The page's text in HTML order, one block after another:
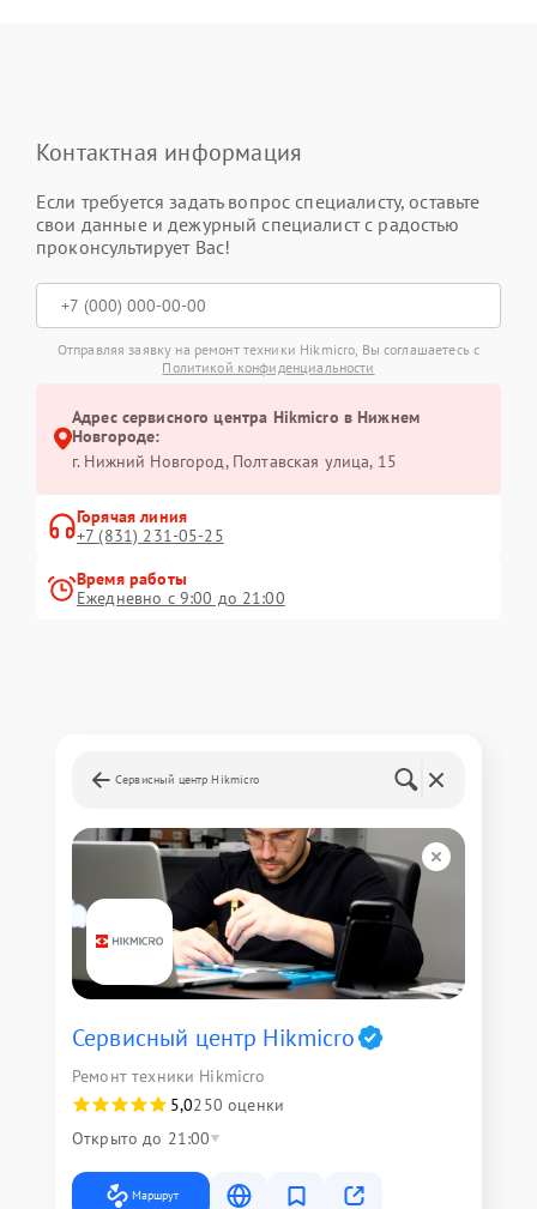
Контактная информация
Если требуется задать вопрос специалисту, оставьте
свои данные и дежурный специалист с радостью
проконсультирует Вас!
Отправляя заявку на ремонт техники Hikmicro, Вы соглашаетесь с
Политикой конфиденциальности
Адрес сервисного центра Hikmicro в Нижнем
Новгороде:
г. Нижний Новгород, Полтавская улица, 15
Горячая линия
+7 (831) 231-05-25
Время работы
Ежедневно с 9:00 до 21:00
Сервисный центр Hikmicro
Сервисный центр Hikmicro
Ремонт техники Hikmicro
5,0250 оценки
Открыто до 21:00
Маршрут